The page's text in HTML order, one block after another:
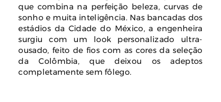
que combina na perfeição beleza, curvas de
sonho e muita inteligência. Nas bancadas dos
estádios da Cidade do México, a engenheira
surgiu com um look personalizado ultra-
ousado, feito de fios com as cores da seleção
da Colômbia, que deixou os adeptos
completamente sem fôlego.